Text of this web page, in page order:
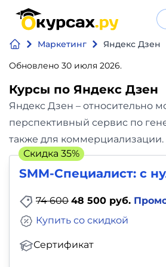
Маркетинг
Яндекс Дзен
Обновлено 30 июля 2026.
Курсы по Яндекс Дзен
Яндекс Дзен – относительно
перспективный сервис по
также для
становится лишь актуальнее
блогеров и бизнесменов.
продвижения вашего
лучшие курсы по Яндекс.Дзену,
малоизвестных “блогеров”, а
SMM-Специалист: c
74 600 48 500 руб.
Сертификат
Купить со скидкой
Скидка 35%
Нейросеть
Бизнес
и
финансы
Аналитика
Видео,
Курсы по
интеллекту
Курсы по
Бесплатно